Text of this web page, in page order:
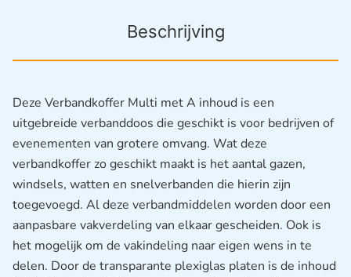
Beschrijving
Deze Verbandkoffer Multi met A inhoud is een
uitgebreide verbanddoos die geschikt is voor bedrijven of
evenementen van grotere omvang. Wat deze
verbandkoffer zo geschikt maakt is het aantal gazen,
windsels, watten en snelverbanden die hierin zijn
toegevoegd. Al deze verbandmiddelen worden door een
aanpasbare vakverdeling van elkaar gescheiden. Ook is
het mogelijk om de vakindeling naar eigen wens in te
delen. Door de transparante plexiglas platen is de inhoud